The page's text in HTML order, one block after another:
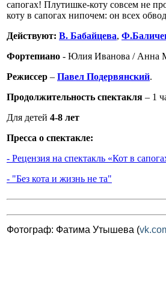
сапогах! Плутишке-коту совсем не
коту в сапогах нипочем: он всех
Действуют: В. Бабайцева,
Фортепиано - Юлия Иванова / Анна
Режиссер – Павел Подервянский.
Продолжительность спектакля – 1
Для детей 4-8 лет
Пресса о спектакле:
- Рецензия на спектакль «Кот в
- "Без кота и жизнь не та"
Фотограф: Фатима Утышева (